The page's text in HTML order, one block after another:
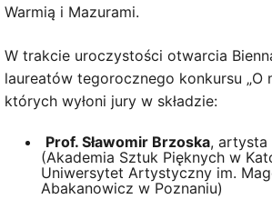
Warmią i Mazurami.
W trakcie uroczystości otwarcia
laureatów tegorocznego konkursu „O
których wyłoni jury w składzie:
Prof. Sławomir Brzoska, artysta
(Akademia Sztuk Pięknych w
Uniwersytet Artystyczny im.
Abakanowicz w Poznaniu)